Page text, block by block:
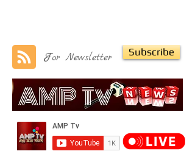
For Newsletter Subscribe